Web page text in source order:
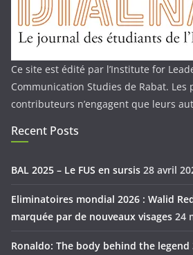
Ce site est édité par l’Institute for
Communication Studies de Rabat.
contributeurs n’engagent que leurs
Recent Posts
BAL 2025 – Le FUS en sursis 28 avril
Eliminatoires mondial 2026 : Walid
marquée par de nouveaux visages 24
Ronaldo: The body behind the legend